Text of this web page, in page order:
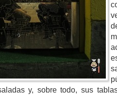
y, sobre todo, sus